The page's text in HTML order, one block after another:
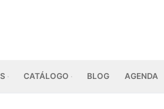
CATÁLOGO BLOG AGENDA